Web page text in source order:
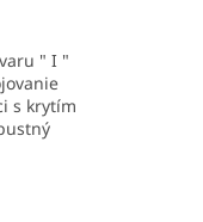
" I "
s krytím